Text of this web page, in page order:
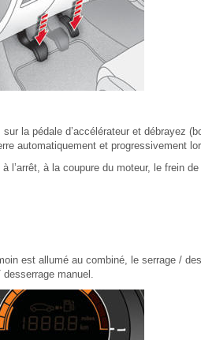
sur la pédale d’accélérateur et débrayez
automatiquement et progressivement
l’arrêt, à la coupure du moteur, le frein
est allumé au combiné, le serrage /
desserrage manuel.